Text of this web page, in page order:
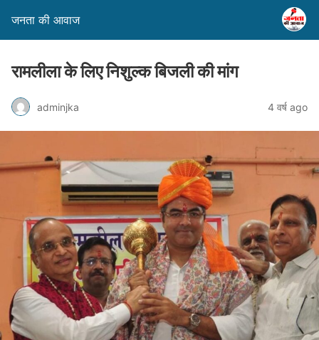
जनता की आवाज
रामलीला के लिए निशुल्क बिजली की मांग
adminjka 4 वर्ष ago